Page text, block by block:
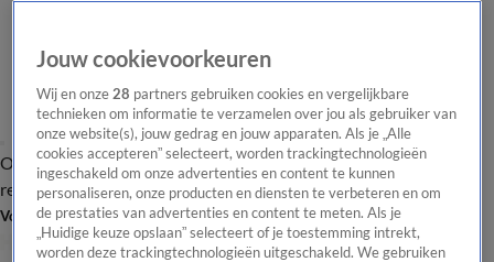
Overzicht Laatste nieuws Regionieuws Het beste van Hart
Tip de
redactie
Volg Hart van Nederland
Jouw cookievoorkeuren
Wij en onze28 partners gebruiken cookies en vergelijkbare
technieken om informatie te verzamelen over jou als gebruiker van
onze website(s), jouw gedrag en jouw apparaten. Als je „Alle
cookies accepteren” selecteert, worden trackingtechnologieën
ingeschakeld om onze advertenties en content te kunnen
personaliseren, onze producten en diensten te verbeteren en om
de prestaties van advertenties en content te meten. Als je
„Huidige keuze opslaan” selecteert of je toestemming intrekt,
worden deze trackingtechnologieën uitgeschakeld. We gebruiken